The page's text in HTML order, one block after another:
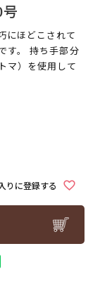
にほどこされて
す。 持ち手部分
マ）を使用して
りに登録する